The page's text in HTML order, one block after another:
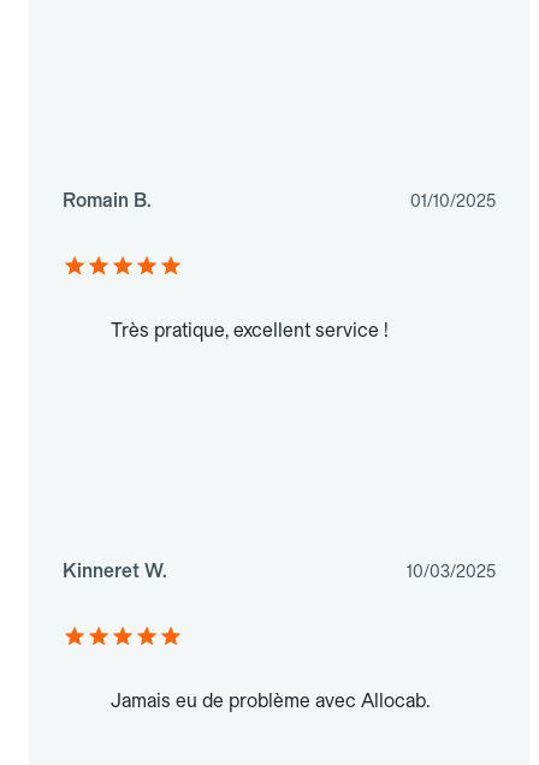
Romain B. 01/10/2025
Très pratique, excellent service !
Kinneret W. 10/03/2025
Jamais eu de problème avec Allocab.